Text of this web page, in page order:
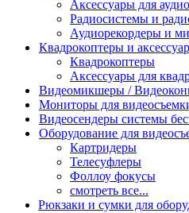
Аксессуары для
Радиосистемы и
Аудиорекордеры и
Квадрокоптеры и
Квадрокоптеры
Аксессуары для
Видеомикшеры /
Мониторы для
Видеосендеры системы
Оборудование для
Картридеры
Телесуфлеры
Фоллоу фокусы
смотреть все...
Рюкзаки и сумки для